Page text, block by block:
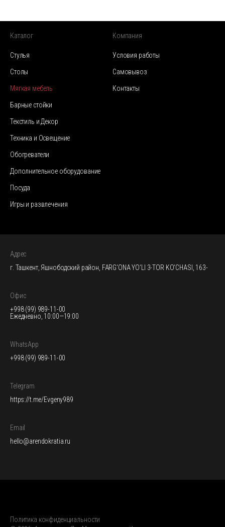
Каталог
Стулья
Столы
Мягкая мебель
Барные стойки
Текстиль и Декор
Техника и Освещение
Обогреватели
Дополнительное оборудование
Посуда
Игры и развлечения
Компания
Условия работы
Самовывоз
Контакты
Адрес
г. Ташкент, Яшнободский район, FARG‘ONA YO‘LI 3-TOR KO‘CHASI, 163-
Офис
+998 (99) 989-11-00
Ежедневно, 10:00—19:00
WhatsApp
+998 (99) 989-11-00
Telegram
https://t.me/Evgeny989
Email
hello@arendokratia.ru
Политика конфиденциальности